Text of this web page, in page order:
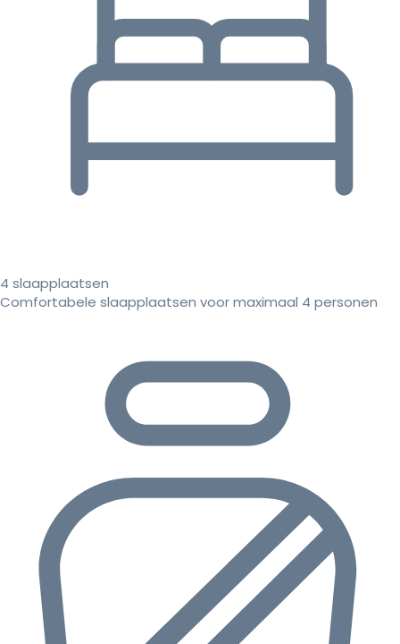
4 slaapplaatsen
Comfortabele slaapplaatsen voor maximaal 4 personen